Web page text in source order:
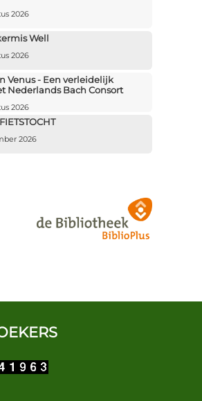
2026
Well
2026
Venus - Een verleidelijk
Nederlands Bach Consort
2026
2026